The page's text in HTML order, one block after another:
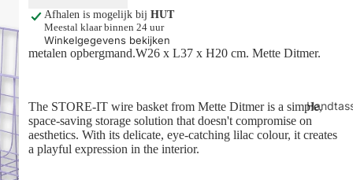
Sjaals
Afhalen is mogelijk bij HUT
Meestal klaar binnen 24 uur
Winkelgegevens bekijken
metalen opbergmand.W26 x L37 x H20 cm. Mette Ditmer.
The STORE-IT wire basket from Mette Ditmer is a simple,
space-saving storage solution that doesn't compromise on
aesthetics. With its delicate, eye-catching lilac colour, it creates
a playful expression in the interior.